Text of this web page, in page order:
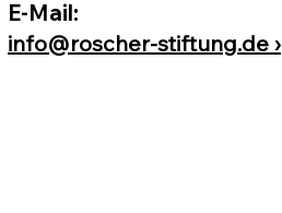
E-Mail:
info@roscher-stiftung.de ›